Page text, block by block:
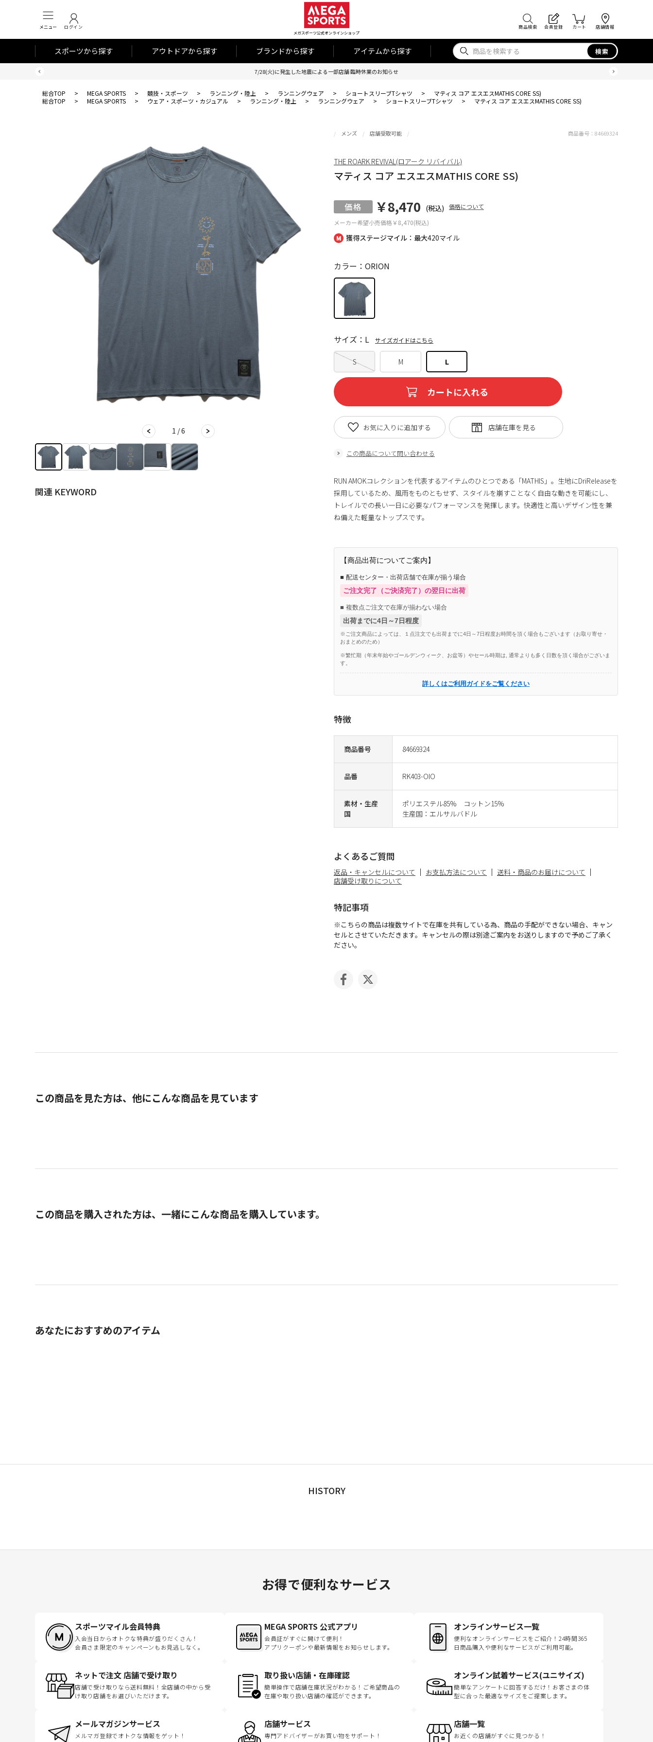
メニュー ログイン
メガスポーツ公式オンラインショップ
商品検索 会員登録 カート 店舗情報
スポーツから探す アウトドアから探す ブランドから探す アイテムから探す 検索
7/28(火)に発生した地震による一部店舗 臨時休業のお知らせ
総合TOP > MEGA SPORTS > 競技・スポーツ > ランニング・陸上 > ランニングウェア > ショートスリーブTシャツ >
マティス コア エスエスMATHIS CORE SS)
総合TOP
> MEGA SPORTS > ウェア・スポーツ・カジュアル > ランニング・陸上 > ランニングウェア > ショートスリーブTシャツ > マティス コア エスエスMATHIS CORE SS)
1 / 6
関連 KEYWORD
獲得ステージマイル：最大420マイル
メンズ 店舗受取可能
マティス コア エスエスMATHIS CORE SS)
メーカー希望小売価格￥8,470(税込)
￥8,470 (税込) 価格について
商品番号 84669324
品番 RK403-OIO
素材・生産
国
ポリエステル85% コットン15%
生産国：エルサルバドル
カラー：ORION
S M L
サイズ：L サイズガイドはこちら
カートに入れる
この商品について問い合わせる
お気に入りに追加する
商品番号： 84669324
THE ROARK REVIVAL(ロアーク リバイバル)
RUN AMOKコレクションを代表するアイテムのひとつである「MATHIS」。生地にDriReleaseを
採用しているため、風雨をものともせず、スタイルを崩すことなく自由な動きを可能にし、
トレイルでの長い一日に必要なパフォーマンスを発揮します。快適性と高いデザイン性を兼
ね備えた軽量なトップスです。
【商品出荷についてご案内】
■ 配送センター・出荷店舗で在庫が揃う場合
ご注文完了（ご決済完了）の翌日に出荷
■ 複数点ご注文で在庫が揃わない場合
出荷までに4日～7日程度
※ご注文商品によっては、１点注文でも出荷までに4日～7日程度お時間を頂く場合もございます（お取り寄せ・
おまとめのため）
※繁忙期（年末年始やゴールデンウィーク、お盆等）やセール時期は, 通常よりも多く日数を頂く場合がございま
す。
詳しくはご利用ガイドをご覧ください
特徴
よくあるご質問
返品・キャンセルについて お支払方法について
送料・商品のお届けについて
店舗受け取りについて
特記事項
※こちらの商品は複数サイトで在庫を共有している為、商品の手配ができない場合、キャン
セルとさせていただきます。キャンセルの際は別途ご案内をお送りしますので予めご了承く
ださい。
この商品を見た方は、他にこんな商品を見ています
この商品を購入された方は、一緒にこんな商品を購入しています。
あなたにおすすめのアイテム
HISTORY
お得で便利なサービス
スポーツマイル会員特典
入会当日からオトクな特典が盛りだくさん！
会員さま限定のキャンペーンもお見逃しなく。
MEGA SPORTS 公式アプリ
会員証がすぐに開けて便利！
アプリクーポンや最新情報をお知らせします。
オンラインサービス一覧
便利なオンラインサービスをご紹介！24時間365
日商品購入や便利なサービスがご利用可能。
ネットで注文 店舗で受け取り
店舗で受け取りなら送料無料！全店舗の中から受
け取り店舗をお選びいただけます。
取り扱い店舗・在庫確認
簡単操作で店舗在庫状況がわかる！ご希望商品の
在庫や取り扱い店舗の確認ができます。
オンライン試着サービス(ユニサイズ)
簡単なアンケートに回答するだけ！お客さまの体
型に合った最適なサイズをご提案します。
メールマガジンサービス
メルマガ登録でオトクな情報をゲット！
店舗サービス
専門アドバイザーがお買い物をサポート！
店舗一覧
お近くの店舗がすぐに見つかる！